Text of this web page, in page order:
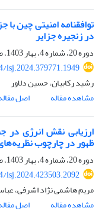
توافقنامه امنیتی چین
در زنجیره جزایر
دوره 20، شماره 4، بهار 1403، صفحه
isj.2024.379771.1949
رشید رکابیان، حسین دلاور
مشاهده مقاله
اصل
ارزیابی نقش انرژی در
ظهور در چارچوب
دوره 20، شماره 4، بهار 1403، صفحه
isj.2024.423503.2092
مریم هاشمی نژاد اشرفی،
مشاهده مقاله
اصل